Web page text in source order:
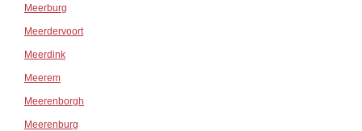
Meerburg
Meerdervoort
Meerdink
Meerem
Meerenborgh
Meerenburg